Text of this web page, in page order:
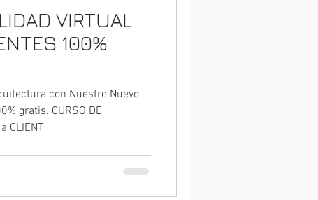
VIRTUAL
100%
con Nuestro Nuevo
gratis. CURSO DE
CLIENT